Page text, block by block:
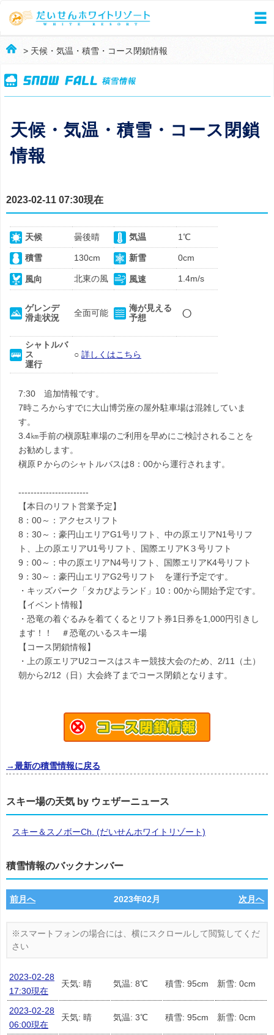
> 天候・気温・積雪・コース閉鎖情報
天候・気温・積雪・コース閉鎖
情報
2023-02-11 07:30現在
天候 曇後晴 気温 1℃
積雪 130cm 新雪 0cm
風向 北東の風 風速 1.4m/s
ゲレンデ
滑走状況
全面可能
海が見える
予想
○
シャトルバ
ス
運行
○ 詳しくはこちら
7:30 追加情報です。
7時ころからすでに大山博労座の屋外駐車場は混雑していま
す。
3.4㎞手前の槇原駐車場のご利用を早めにご検討されることを
お勧めします。
槇原Ｐからのシャトルバスは8：00から運行されます。
-----------------------
【本日のリフト営業予定】
8：00～：アクセスリフト
8：30～：豪円山エリアG1号リフト、中の原エリアN1号リフ
ト、上の原エリアU1号リフト、国際エリアK３号リフト
9：00～：中の原エリアN4号リフト、国際エリアK4号リフト
9：30～：豪円山エリアG2号リフト を運行予定です。
・キッズパーク「タカぴよランド」10：00から開始予定です。
【イベント情報】
・恐竜の着ぐるみを着てくるとリフト券1日券を1,000円引きし
ます！！ ＃恐竜のいるスキー場
【コース閉鎖情報】
・上の原エリアU2コースはスキー競技大会のため、2/11（土）
朝から2/12（日）大会終了までコース閉鎖となります。
→最新の積雪情報に戻る
スキー場の天気 by ウェザーニュース
スキー＆スノボーCh. (だいせんホワイトリゾート)
積雪情報のバックナンバー
前月へ 2023年02月 次月へ
2023-02-28
17:30現在
天気: 晴 気温: 8℃ 積雪: 95cm 新雪: 0cm
2023-02-28
06:00現在
天気: 晴 気温: 3℃ 積雪: 95cm 新雪: 0cm